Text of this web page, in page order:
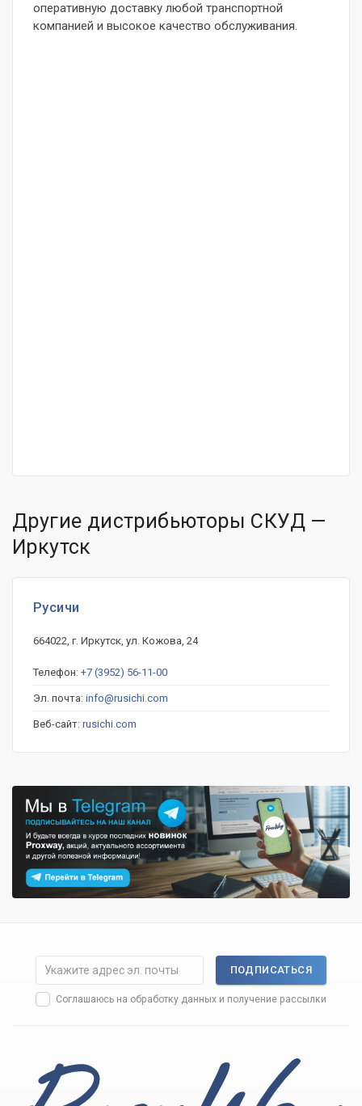
оперативную доставку любой транспортной
компанией и высокое качество обслуживания.
Другие дистрибьюторы СКУД —
Иркутск
Русичи
664022, г. Иркутск, ул. Кожова, 24
Телефон: +7 (3952) 56-11-00
Эл. почта: info@rusichi.com
Веб-сайт: rusichi.com
ПОДПИСАТЬСЯ
Соглашаюсь на обработку данных и получение рассылки